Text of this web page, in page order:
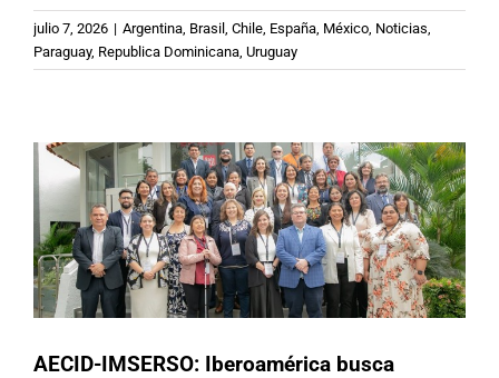
julio 7, 2026 | Argentina Brasil Chile España México Noticias
Paraguay, Republica Dominicana Uruguay
AECID-IMSERSO: Iberoamérica
busca consolidar una posición
común ante la futura Convención de
Paraguay Republica Dominicana Uruguay
AECID-IMSERSO: Iberoamérica busca